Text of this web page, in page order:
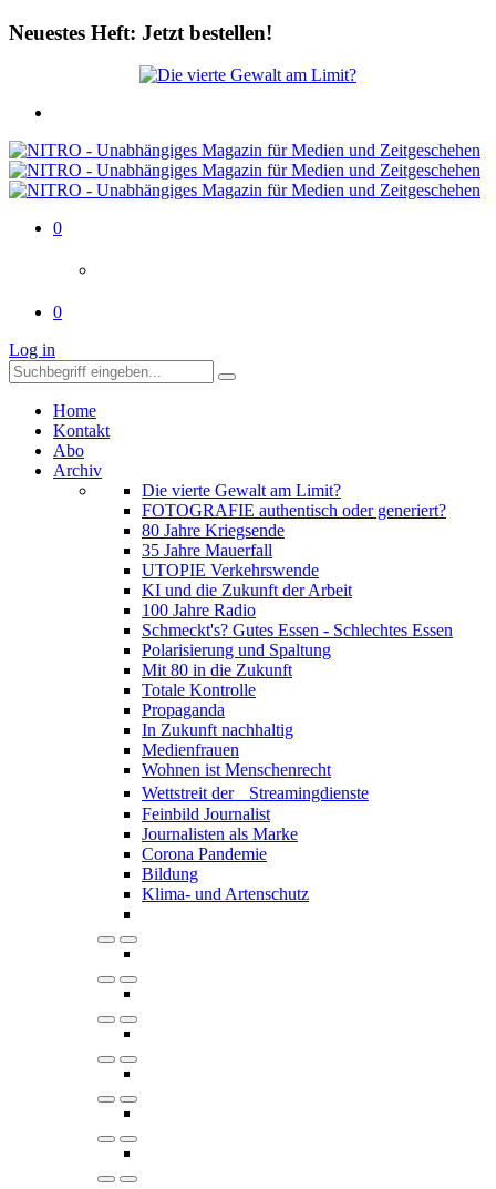
Neuestes Heft: Jetzt bestellen!
0
0
Log in
Home
Kontakt
Abo
Archiv
Die vierte Gewalt am Limit?
FOTOGRAFIE authentisch oder generiert?
80 Jahre Kriegsende
35 Jahre Mauerfall
UTOPIE Verkehrswende
KI und die Zukunft der Arbeit
100 Jahre Radio
Schmeckt's? Gutes Essen - Schlechtes Essen
Polarisierung und Spaltung
Mit 80 in die Zukunft
Totale Kontrolle
Propaganda
In Zukunft nachhaltig
Medienfrauen
Wohnen ist Menschenrecht
Wettstreit der Streamingdienste
Feinbild Journalist
Journalisten als Marke
Corona Pandemie
Bildung
Klima- und Artenschutz